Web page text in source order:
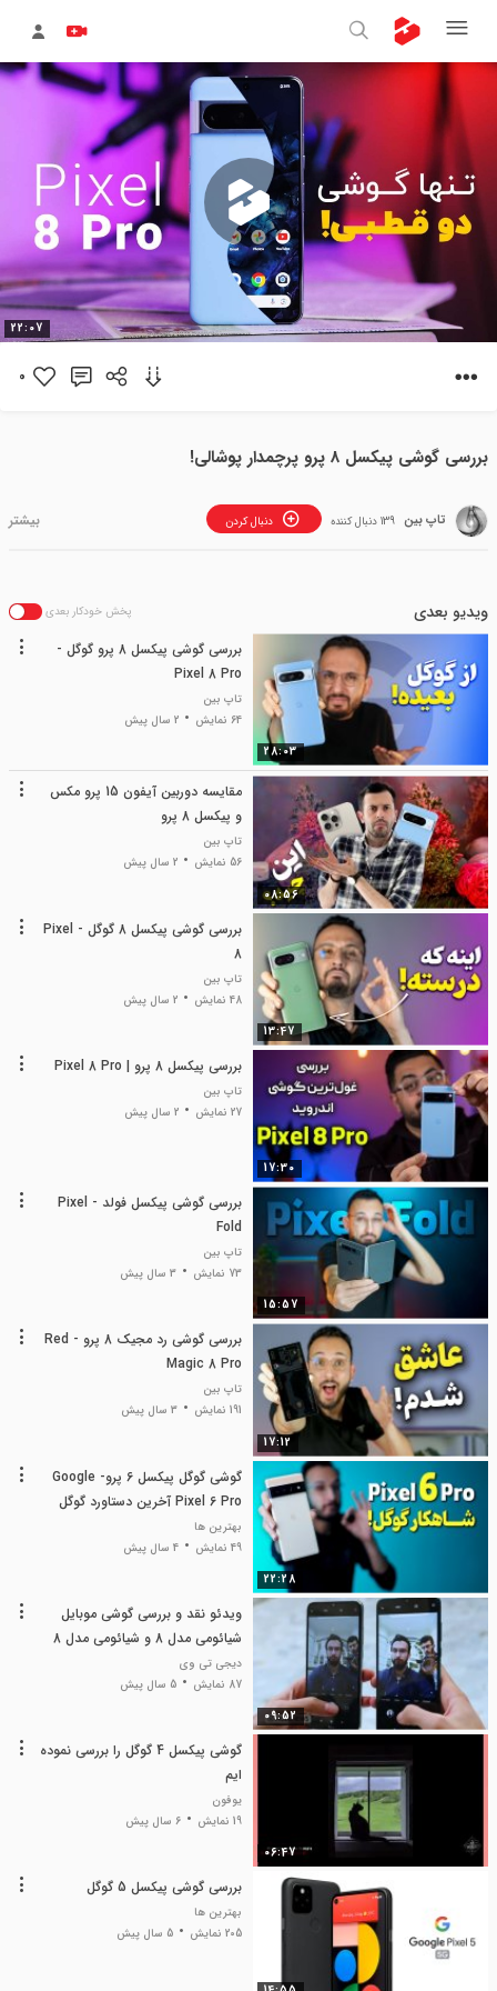
پخش
22:07
0
بررسی گوشی پیکسل 8 پرو پرچمدار پوشالی!
تاپ بین دنبال کردن 139 دنبال کننده
ویدیو بعدی پخش خودکار بعدی
28:03
بررسی گوشی پیکسل 8 پرو گوگل -
Pixel 8 Pro
تاپ بین
64 نمایش
2 سال پیش
08:56
مقایسه دوربین آیفون 15 پرو مکس
و پیکسل 8 پرو
تاپ بین
56 نمایش
2 سال پیش
13:47
بررسی گوشی پیکسل 8 گوگل - Pixel
8
تاپ بین
48 نمایش
2 سال پیش
17:30
بررسی پیکسل 8 پرو | Pixel 8 Pro
تاپ بین
27 نمایش
2 سال پیش
15:57
بررسی گوشی پیکسل فولد - Pixel
Fold
تاپ بین
73 نمایش
3 سال پیش
17:12
بررسی گوشی رد مجیک 8 پرو - Red
Magic 8 Pro
تاپ بین
191 نمایش
3 سال پیش
22:28
گوشی گوگل پیکسل 6 پرو- Google
Pixel 6 Pro آخرین دستاورد گوگل
بهترین ها
49 نمایش
4 سال پیش
09:52
ویدئو نقد و بررسی گوشی موبایل
شیائومی مدل 8 و شیائومی مدل 8
پرو از رسانه موبونیوز
دیجی تی وی
87 نمایش
5 سال پیش
06:47
گوشی پیکسل 4 گوگل را بررسی نموده
ایم
یوفون
19 نمایش
6 سال پیش
بررسی گوشی پیکسل 5 گوگل
بهترین ها
205 نمایش
5 سال پیش